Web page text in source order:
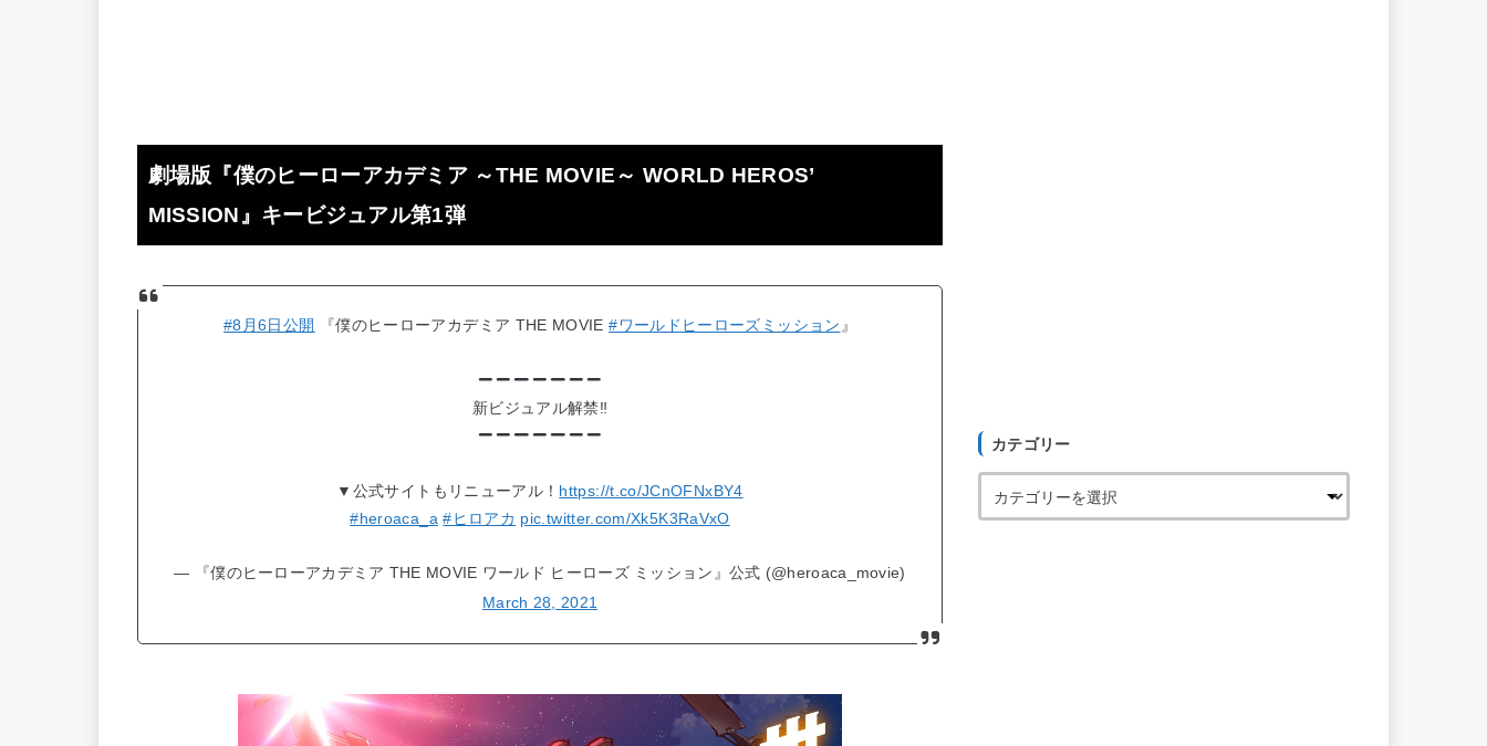
劇場版『僕のヒーローアカデミア ～THE MOVIE～ WORLD HEROS’
MISSION』キービジュアル第1弾
#8月6日公開 『僕のヒーローアカデミア THE MOVIE#ワールドヒーローズミッション 』
新ビジュアル解禁‼︎
▼公式サイトもリニューアル！ https://t.co/JCnOFNxBY4
#heroaca_a #ヒロアカ pic.twitter.com/Xk5K3RaVxO
— 『僕のヒーローアカデミア THE MOVIE ワールド ヒーローズ ミッション』公式 (@heroaca_movie)
March 28, 2021
カテゴリー